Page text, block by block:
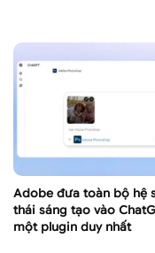
Adobe đưa toàn bộ hệ
thái sáng tạo vào
một plugin duy nhất